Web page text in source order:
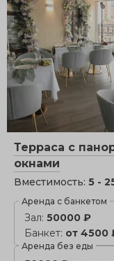
Терраса с
окнами
Вместимость: 5 -
Аренда с банкетом
Зал: 50000 ₽
Банкет: от 4500
Аренда без еды